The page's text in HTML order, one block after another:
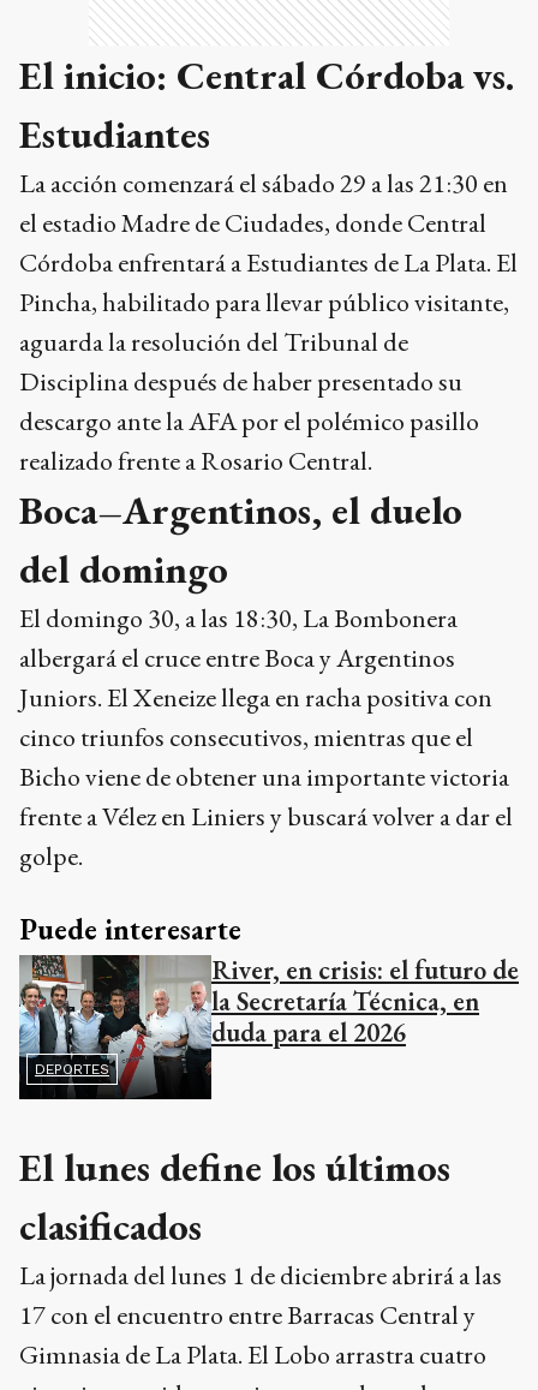
El inicio: Central Córdoba vs.
Estudiantes
La acción comenzará el sábado 29 a las 21:30 en
el estadio Madre de Ciudades, donde Central
Córdoba enfrentará a Estudiantes de La Plata. El
Pincha, habilitado para llevar público visitante,
aguarda la resolución del Tribunal de
Disciplina después de haber presentado su
descargo ante la AFA por el polémico pasillo
realizado frente a Rosario Central.
Boca–Argentinos, el duelo
del domingo
El domingo 30, a las 18:30, La Bombonera
albergará el cruce entre Boca y Argentinos
Juniors. El Xeneize llega en racha positiva con
cinco triunfos consecutivos, mientras que el
Bicho viene de obtener una importante victoria
frente a Vélez en Liniers y buscará volver a dar el
golpe.
Puede interesarte
DEPORTES
River, en crisis: el futuro de
la Secretaría Técnica, en
duda para el 2026
El lunes define los últimos
clasificados
La jornada del lunes 1 de diciembre abrirá a las
17 con el encuentro entre Barracas Central y
Gimnasia de La Plata. El Lobo arrastra cuatro